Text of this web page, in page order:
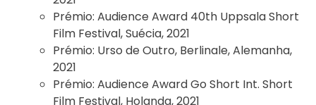
Prémio: Audience Award 40th Uppsala Short
Film Festival, Suécia, 2021
Prémio: Urso de Outro, Berlinale, Alemanha,
2021
Prémio: Audience Award Go Short Int. Short
Film Festival, Holanda, 2021